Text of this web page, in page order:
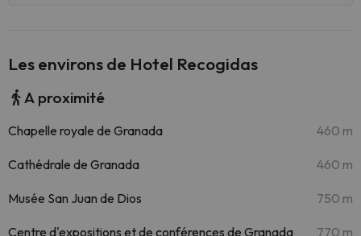
Les environs de Hotel Recogidas
A proximité
Chapelle royale de Granada 460 m
Cathédrale de Granada 460 m
Musée San Juan de Dios 750 m
Centre d'expositions et de conférences de Granada 770 m